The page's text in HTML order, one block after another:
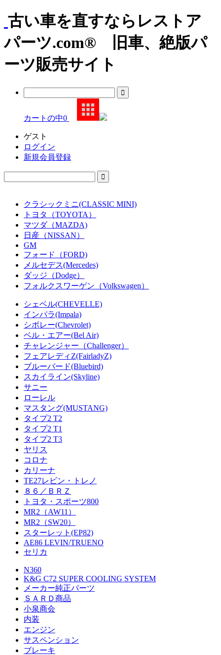
古い車を直すならレストア
パーツ.com® 旧車、絶版パ
ーツ販売サイト
カートの中0
ゲスト
ログイン
新規会員登録
クラシックミニ(CLASSIC MINI)
トヨタ（TOYOTA）
マツダ（MAZDA)
日産（NISSAN）
GM
フォード（FORD)
メルセデス(Mercedes)
ダッジ（Dodge）
フォルクスワーゲン（Volkswagen）
シェベル(CHEVELLE)
インパラ(Impala)
シボレー(Chevrolet)
ベル・エアー(Bel Air)
チャレンジャー（Challenger）
フェアレディZ(FairladyZ)
ブルーバード(Bluebird)
スカイライン(Skyline)
サニー
ローレル
マスタング(MUSTANG)
タイプ2 T2
タイプ2 T1
タイプ2 T3
ヤリス
コロナ
カリーナ
TE27レビン・トレノ
８６／ＢＲＺ
トヨタ・スポーツ800
MR2（AW11）
MR2（SW20）
スターレット(EP82)
AE86 LEVIN/TRUENO
セリカ
N360
K&G C72 SUPER COOLING SYSTEM
メーカー純正パーツ
ＳＡＲＤ商品
小泉商会
内装
エンジン
サスペンション
ブレーキ